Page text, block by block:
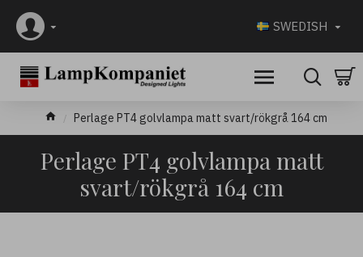
SWEDISH
Perlage PT4 golvlampa matt svart/rökgrå 164 cm
Perlage PT4 golvlampa matt
svart/rökgrå 164 cm